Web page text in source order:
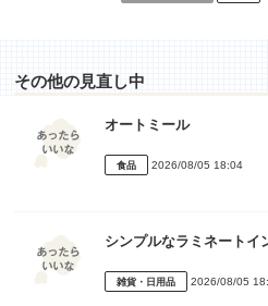
その他の見直し中
オートミール
食品 2026/08/05 18:04
シンプルなラミネートイ
雑貨・日用品 2026/08/05